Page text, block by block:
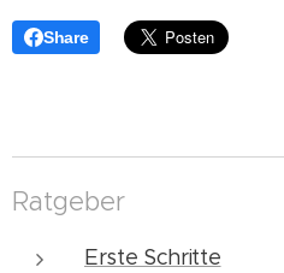
Share
Ratgeber
Erste Schritte